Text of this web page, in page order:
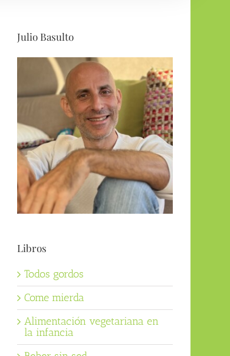
Julio Basulto
Libros
Todos gordos
Come mierda
Alimentación vegetariana en
la infancia